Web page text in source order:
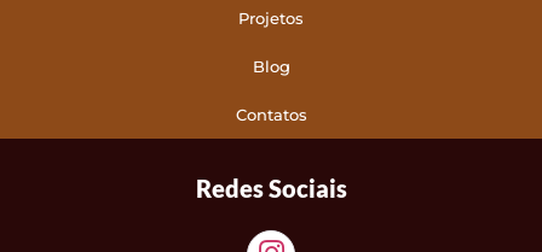
Projetos
Blog
Contatos
Redes Sociais